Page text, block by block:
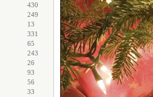
430
249
13
331
65
243
26
93
56
33